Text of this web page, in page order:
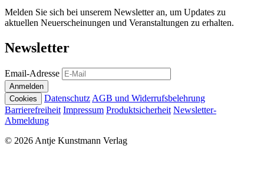
Melden Sie sich bei unserem Newsletter an, um Updates zu
aktuellen Neuerscheinungen und Veranstaltungen zu erhalten.
Newsletter
Email-Adresse
Anmelden
Cookies
Datenschutz AGB und Widerrufsbelehrung
Barrierefreiheit Impressum Produktsicherheit Newsletter-
Abmeldung
© 2026 Antje Kunstmann Verlag